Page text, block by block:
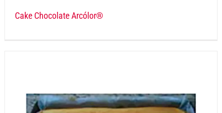
Cake Chocolate Arcólor®